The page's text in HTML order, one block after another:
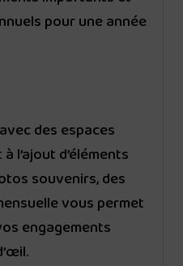
pour une année
des espaces
l’ajout d’éléments
souvenirs, des
vous permet
engagements